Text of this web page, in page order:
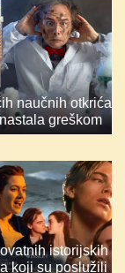
naučnih otkrića
greškom
istorijskih
koji su poslužili